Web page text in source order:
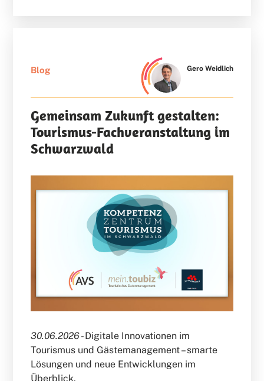
Blog Gero Weidlich
Gemeinsam Zukunft gestalten:
Tourismus-Fachveranstaltung im
Schwarzwald
30.06.2026 -Digitale Innovationen im
Tourismus und Gästemanagement – smarte
Lösungen und neue Entwicklungen im
Überblick.